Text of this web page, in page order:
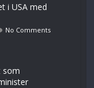
i USA med
No Comments
som